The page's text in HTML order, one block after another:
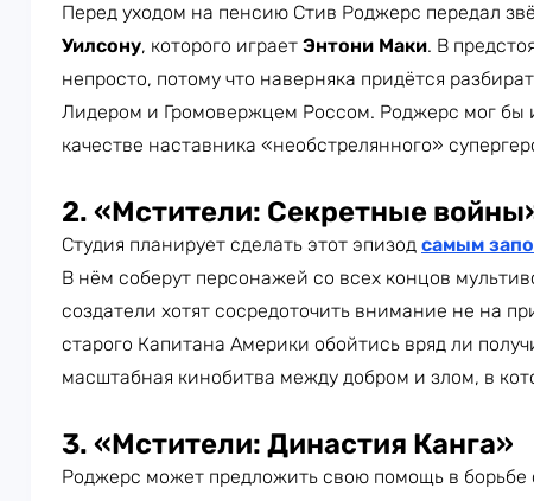
Перед уходом на пенсию Стив Роджерс передал
Уилсону, которого играет Энтони Маки. В
непросто, потому что наверняка придётся
Лидером и Громовержцем Россом. Роджерс мог бы
качестве наставника «необстрелянного»
2. «Мстители: Секретные
Студия планирует сделать этот эпизод самым
В нём соберут персонажей со всех концов
создатели хотят сосредоточить внимание не на
старого Капитана Америки обойтись вряд ли
масштабная кинобитва между добром и злом, в
3. «Мстители: Династия Канга»
Роджерс может предложить свою помощь в борьбе